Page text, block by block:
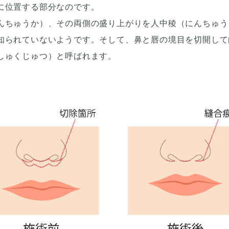
置する部分なのです。
ちゅうか）、その両側の盛り上がりを人中稜（にんちゅ
られていないようです。そして、鼻と唇の境目を切開し
くじゅつ）と呼ばれます。